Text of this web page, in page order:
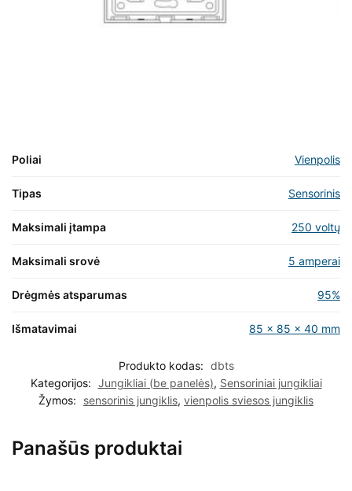
Poliai Vienpolis
Tipas Sensorinis
Maksimali įtampa 250 voltų
Maksimali srovė 5 amperai
Drėgmės atsparumas 95%
Išmatavimai 85 x 85 x 40 mm
Produkto kodas: dbts
Kategorijos: Jungikliai (be panelės), Sensoriniai jungikliai
Žymos:
sensorinis jungiklis, vienpolis sviesos jungiklis
Panašūs produktai